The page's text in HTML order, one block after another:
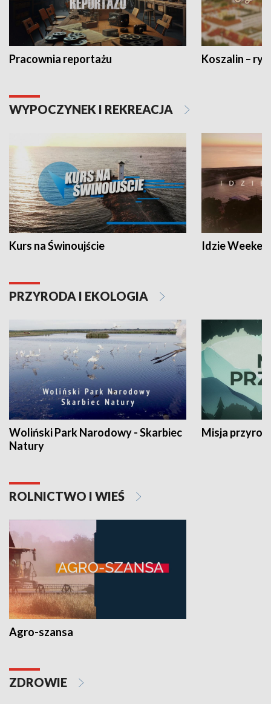
Pracownia reportażu Koszalin –
WYPOCZYNEK I REKREACJA
Kurs na Świnoujście Idzie
PRZYRODA I EKOLOGIA
Woliński Park Narodowy - Skarbiec
Natury
Misja
ROLNICTWO I WIEŚ
Agro-szansa
ZDROWIE